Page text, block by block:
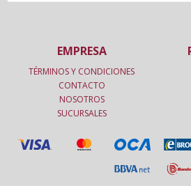
EMPRESA
TÉRMINOS Y CONDICIONES
CONTACTO
NOSOTROS
SUCURSALES